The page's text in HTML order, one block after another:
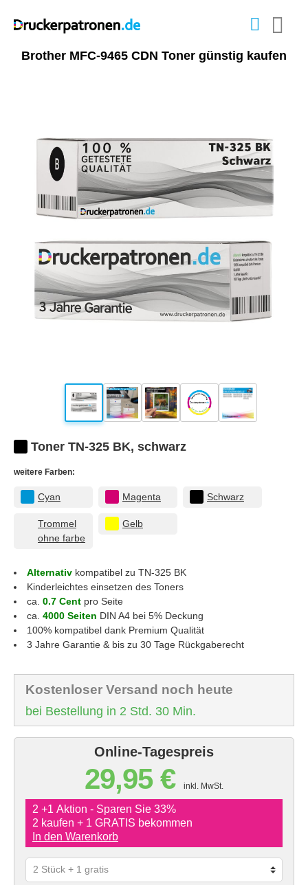
Brother MFC-9465 CDN Toner günstig kaufen
Toner TN-325 BK, schwarz
weitere Farben:
Cyan Magenta Schwarz
Trommel
ohne farbe
Gelb
Alternativ kompatibel zu TN-325 BK
Kinderleichtes einsetzen des Toners
ca. 0.7 Cent pro Seite
ca. 4000 Seiten DIN A4 bei 5% Deckung
100% kompatibel dank Premium Qualität
3 Jahre Garantie & bis zu 30 Tage Rückgaberecht
Kostenloser Versand noch heute
bei Bestellung in 2 Std. 30 Min.
Online-Tagespreis
29,95 € inkl. MwSt.
2 +1 Aktion - Sparen Sie 33%
2 kaufen + 1 GRATIS bekommen
In den Warenkorb